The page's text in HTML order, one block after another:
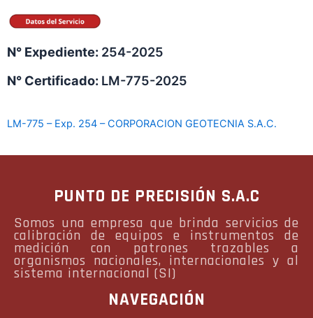
N° Expediente: 254-2025
N° Certificado: LM-775-2025
LM-775 – Exp. 254 – CORPORACION GEOTECNIA S.A.C.
PUNTO DE PRECISIÓN S.A.C
Somos una empresa que brinda servicios de
calibración de equipos e instrumentos de
medición con patrones trazables a
organismos nacionales, internacionales y al
sistema internacional (SI)
NAVEGACIÓN